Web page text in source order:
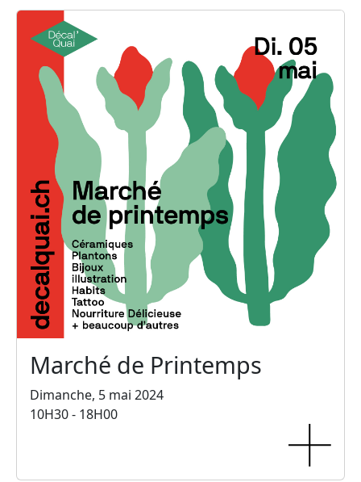
Marché de Printemps
Dimanche, 5 mai 2024
10H30 - 18H00